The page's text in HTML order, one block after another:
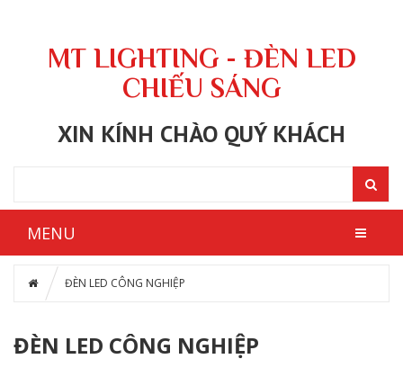
MT LIGHTING - ĐÈN LED
CHIẾU SÁNG
XIN KÍNH CHÀO QUÝ KHÁCH
MENU
ĐÈN LED CÔNG NGHIỆP
ĐÈN LED CÔNG NGHIỆP